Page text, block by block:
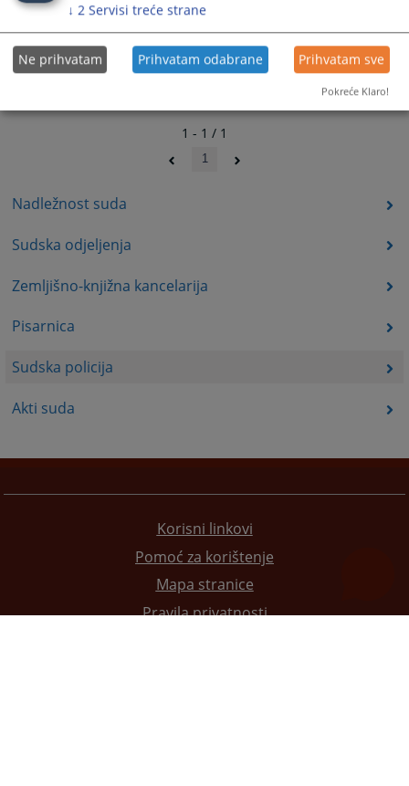
Nadležnost suda
Sudska odjeljenja
Zemljišno-knjižna kancelarija
Pisarnica
Sudska policija
Akti suda
1 - 1 / 1
1
Korisni linkovi
Pomoć za korištenje
Mapa stranice
Pravila privatnosti
↓ 2 Servisi treće strane
Ne prihvatam Prihvatam odabrane Prihvatam sve
Pokreće Klaro!